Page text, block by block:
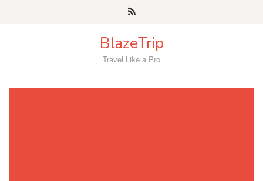
BlazeTrip
Travel Like a Pro